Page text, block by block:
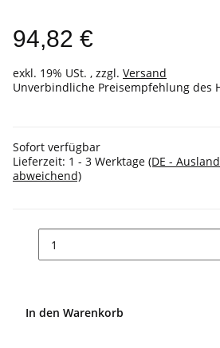
94,82 €
exkl. 19% USt. , zzgl. Versand
Unverbindliche Preisempfehlung des
Sofort verfügbar
Lieferzeit: 1 - 3 Werktage (DE - Ausland
abweichend)
In den Warenkorb